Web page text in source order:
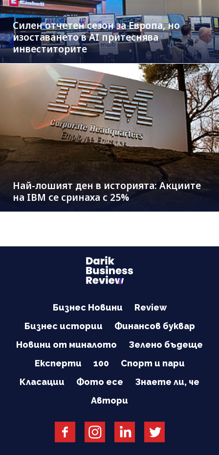
Силен отчетен сезон за Европа, но
изоставането в AI притеснява
инвеститорите
Най-лошият ден в историята: Акциите
на IBM се сринаха с 25%
Бизнес Новини
Review
Бизнес истории
Финансов буквар
Новини от миналото
Зелено бъдеще
Експерти
100
Спорт и пари
Класации
Фото есе
Знаете ли, че
Автори